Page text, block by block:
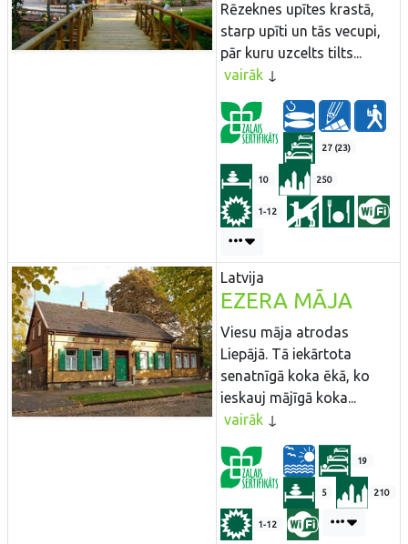
Rēzeknes upītes krastā,
starp upīti un tās vecupi,
pār kuru uzcelts tilts...
vairāk
27 (23)
10 250
1-12
Latvija
EZERA MĀJA
Viesu māja atrodas
Liepājā. Tā iekārtota
senatnīgā koka ēkā, ko
ieskauj mājīgā koka...
vairāk
19
5 210
1-12